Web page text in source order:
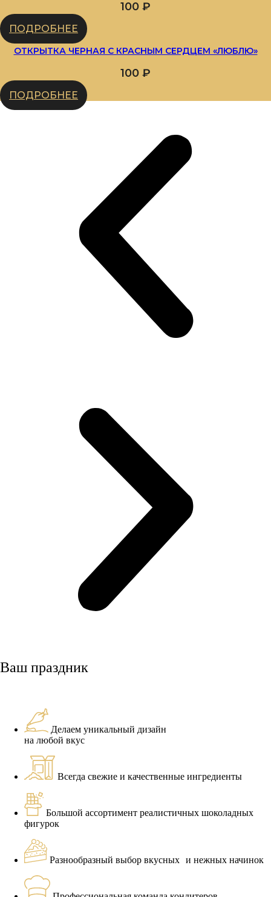
100 ₽
ПОДРОБНЕЕ
ОТКРЫТКА ЧЕРНАЯ С КРАСНЫМ СЕРДЦЕМ «ЛЮБЛЮ»
100 ₽
ПОДРОБНЕЕ
Ваш праздник
Делаем уникальный дизайн
на любой вкус
Всегда свежие и качественные ингредиенты
Большой ассортимент реалистичных шоколадных
фигурок
Разнообразный выбор вкусных и нежных начинок